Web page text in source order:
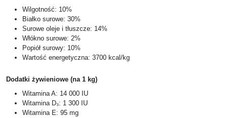
Wilgotność: 10%
Białko surowe: 30%
Surowe oleje i tłuszcze: 14%
Włókno surowe: 2%
Popiół surowy: 10%
Wartość energetyczna: 3700 kcal/kg
Dodatki żywieniowe (na 1 kg)
Witamina A: 14 000 IU
Witamina D₃: 1 300 IU
Witamina E: 95 mg